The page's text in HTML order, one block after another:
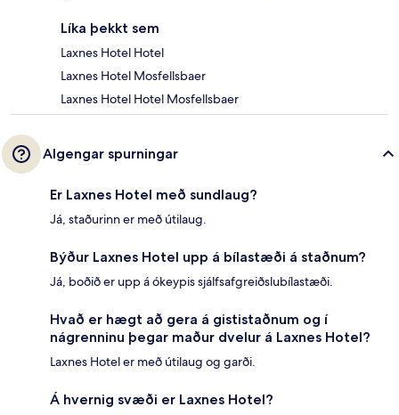
Líka þekkt sem
Laxnes Hotel Hotel
Laxnes Hotel Mosfellsbaer
Laxnes Hotel Hotel Mosfellsbaer
Algengar spurningar
Er Laxnes Hotel með sundlaug?
Já, staðurinn er með útilaug.
Býður Laxnes Hotel upp á bílastæði á staðnum?
Já, boðið er upp á ókeypis sjálfsafgreiðslubílastæði.
Hvað er hægt að gera á gististaðnum og í
nágrenninu þegar maður dvelur á Laxnes Hotel?
Laxnes Hotel er með útilaug og garði.
Á hvernig svæði er Laxnes Hotel?